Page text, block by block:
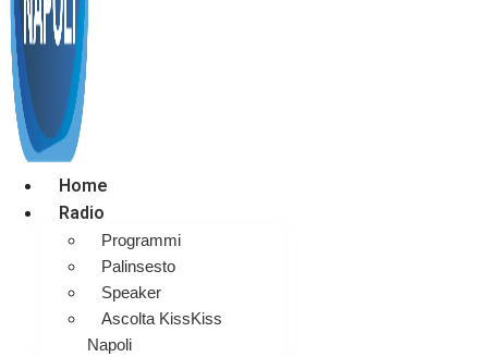
Home
Radio
Programmi
Palinsesto
Speaker
Ascolta KissKiss
Napoli